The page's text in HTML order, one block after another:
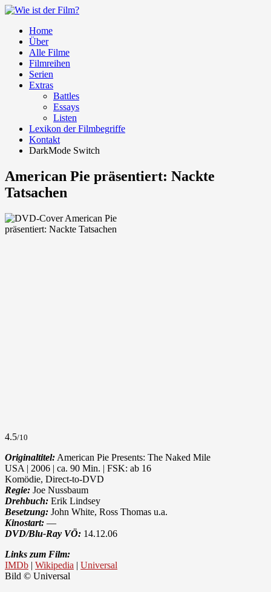
Home
Über
Alle Filme
Filmreihen
Serien
Extras
Battles
Essays
Listen
Lexikon der Filmbegriffe
Kontakt
DarkMode Switch
American Pie präsentiert: Nackte
Tatsachen
4.5/10
Originaltitel: American Pie Presents: The Naked Mile
USA | 2006 | ca. 90 Min. | FSK: ab 16
Komödie, Direct-to-DVD
Regie: Joe Nussbaum
Drehbuch: Erik Lindsey
Besetzung: John White, Ross Thomas u.a.
Kinostart: —
DVD/Blu-Ray VÖ: 14.12.06
Links zum Film:
IMDb | Wikipedia | Universal
Bild © Universal